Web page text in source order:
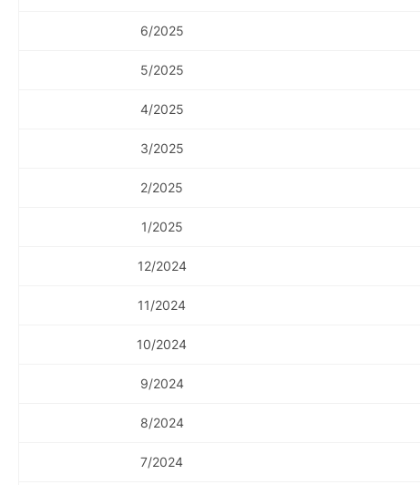
6/2025
5/2025
4/2025
3/2025
2/2025
1/2025
12/2024
11/2024
10/2024
9/2024
8/2024
7/2024